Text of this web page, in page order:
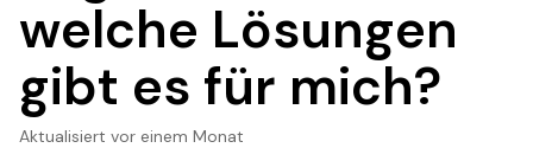
welche Lösungen
gibt es für mich?
Aktualisiert vor einem Monat